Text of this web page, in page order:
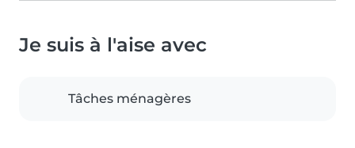
Je suis à l'aise avec
Tâches ménagères